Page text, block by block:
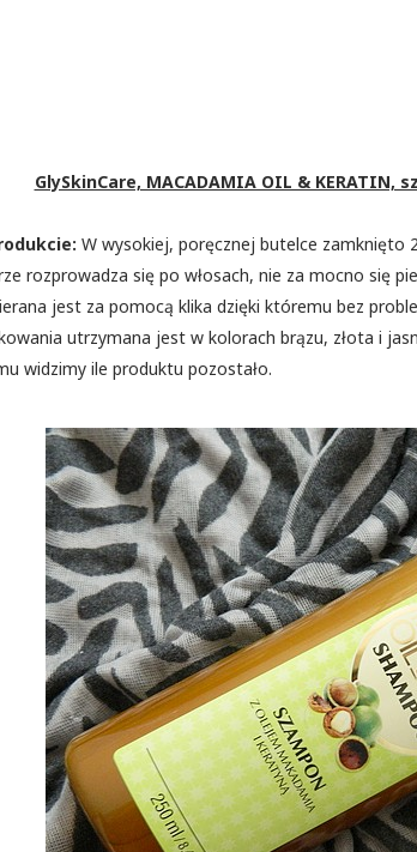
GlySkinCare, MACADAMIA OIL &
W wysokiej, poręcznej butelce zamknięto
rozprowadza się po włosach, nie za mocno się
jest za pomocą klika dzięki któremu bez
utrzymana jest w kolorach brązu, złota i
widzimy ile produktu pozostało.